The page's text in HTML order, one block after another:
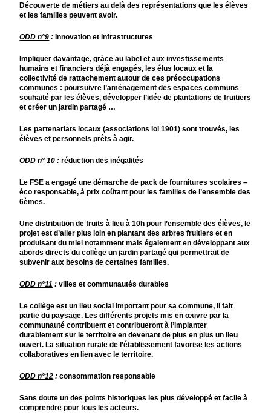
Découverte de métiers au delà des représentations que les élèves
et les familles peuvent avoir.
ODD n°9 : Innovation et infrastructures
Impliquer davantage, grâce au label et aux investissements
humains et financiers déjà engagés, les élus locaux et la
collectivité de rattachement autour de ces préoccupations
communes : poursuivre l’aménagement des espaces communs
souhaité par les élèves, développer l’idée de plantations de fruitiers
et créer un jardin partagé …
Les partenariats locaux (associations loi 1901) sont trouvés, les
élèves et personnels prêts à agir.
ODD n° 10 : réduction des inégalités
Le FSE a engagé une démarche de pack de fournitures scolaires –
éco responsable, à prix coûtant pour les familles de l’ensemble des
6èmes.
Une distribution de fruits à lieu à 10h pour l’ensemble des élèves, le
projet est d’aller plus loin en plantant des arbres fruitiers et en
produisant du miel notamment mais également en développant aux
abords directs du collège un jardin partagé qui permettrait de
subvenir aux besoins de certaines familles.
ODD n°11 : villes et communautés durables
Le collège est un lieu social important pour sa commune, il fait
partie du paysage. Les différents projets mis en œuvre par la
communauté contribuent et contribueront à l’implanter
durablement sur le territoire en devenant de plus en plus un lieu
ouvert. La situation rurale de l’établissement favorise les actions
collaboratives en lien avec le territoire.
ODD n°12 : consommation responsable
Sans doute un des points historiques les plus développé et facile à
comprendre pour tous les acteurs.